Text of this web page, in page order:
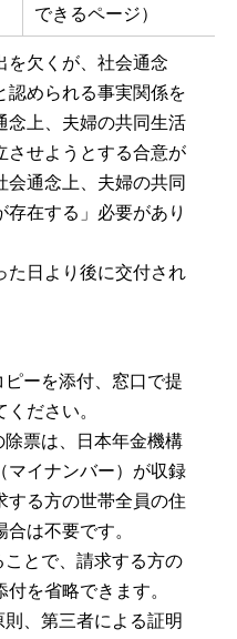
できるページ）
を欠くが、社会通念
認められる事実関係を
念上、夫婦の共同生活
させようとする合意が
通念上、夫婦の共同
在する」必要があり
た日より後に交付され
ーを添付、窓口で提
ださい。
票は、日本年金機構
マイナンバー）が収録
する方の世帯全員の住
は不要です。
とで、請求する方の
を省略できます。
、第三者による証明